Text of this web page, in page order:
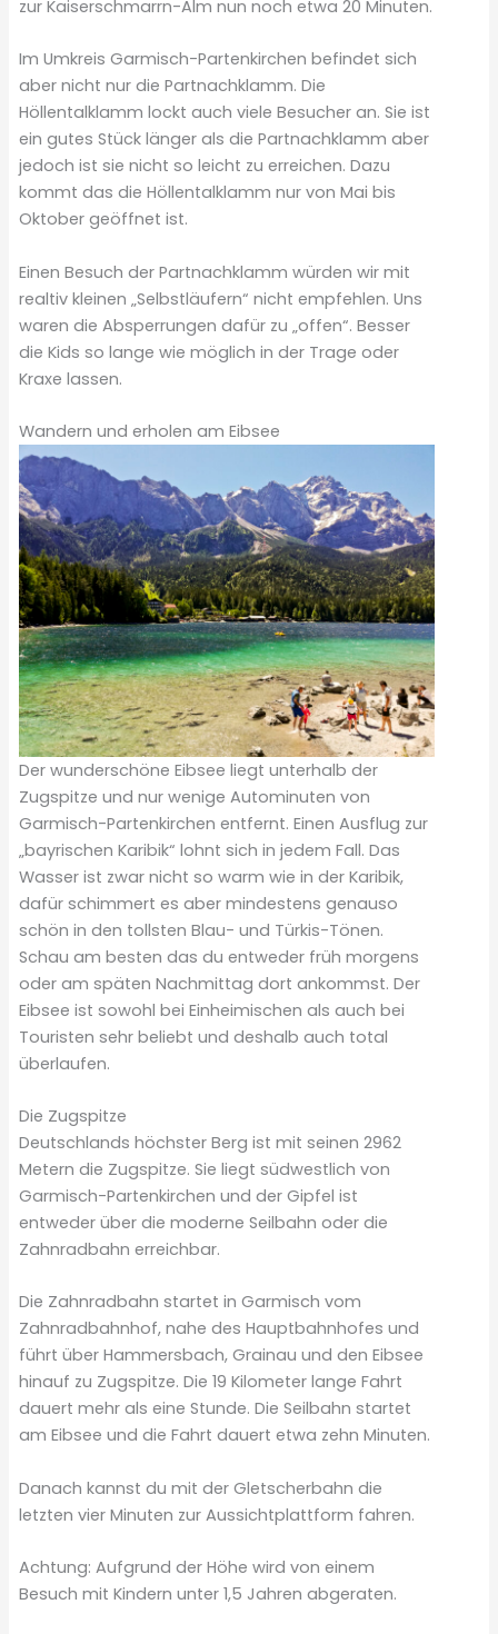
zur Kaiserschmarrn-Alm nun noch etwa 20 Minuten.
Im Umkreis Garmisch-Partenkirchen befindet sich
aber nicht nur die Partnachklamm. Die
Höllentalklamm lockt auch viele Besucher an. Sie ist
ein gutes Stück länger als die Partnachklamm aber
jedoch ist sie nicht so leicht zu erreichen. Dazu
kommt das die Höllentalklamm nur von Mai bis
Oktober geöffnet ist.
Einen Besuch der Partnachklamm würden wir mit
realtiv kleinen „Selbstläufern“ nicht empfehlen. Uns
waren die Absperrungen dafür zu „offen“. Besser
die Kids so lange wie möglich in der Trage oder
Kraxe lassen.
Wandern und erholen am Eibsee
Der wunderschöne Eibsee liegt unterhalb der
Zugspitze und nur wenige Autominuten von
Garmisch-Partenkirchen entfernt. Einen Ausflug zur
„bayrischen Karibik“ lohnt sich in jedem Fall. Das
Wasser ist zwar nicht so warm wie in der Karibik,
dafür schimmert es aber mindestens genauso
schön in den tollsten Blau- und Türkis-Tönen.
Schau am besten das du entweder früh morgens
oder am späten Nachmittag dort ankommst. Der
Eibsee ist sowohl bei Einheimischen als auch bei
Touristen sehr beliebt und deshalb auch total
überlaufen.
Die Zugspitze
Deutschlands höchster Berg ist mit seinen 2962
Metern die Zugspitze. Sie liegt südwestlich von
Garmisch-Partenkirchen und der Gipfel ist
entweder über die moderne Seilbahn oder die
Zahnradbahn erreichbar.
Die Zahnradbahn startet in Garmisch vom
Zahnradbahnhof, nahe des Hauptbahnhofes und
führt über Hammersbach, Grainau und den Eibsee
hinauf zu Zugspitze. Die 19 Kilometer lange Fahrt
dauert mehr als eine Stunde. Die Seilbahn startet
am Eibsee und die Fahrt dauert etwa zehn Minuten.
Danach kannst du mit der Gletscherbahn die
letzten vier Minuten zur Aussichtplattform fahren.
Achtung: Aufgrund der Höhe wird von einem
Besuch mit Kindern unter 1,5 Jahren abgeraten.